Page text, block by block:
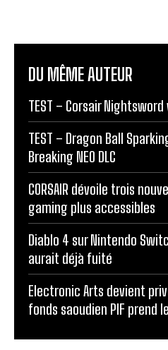
DU MÊME AUTEUR
TEST – Corsair Nightsword
TEST – Dragon Ball
Breaking NEO DLC
CORSAIR dévoile trois
gaming plus accessibles
Diablo 4 sur Nintendo
aurait déjà fuité
Electronic Arts devient
fonds saoudien PIF prend